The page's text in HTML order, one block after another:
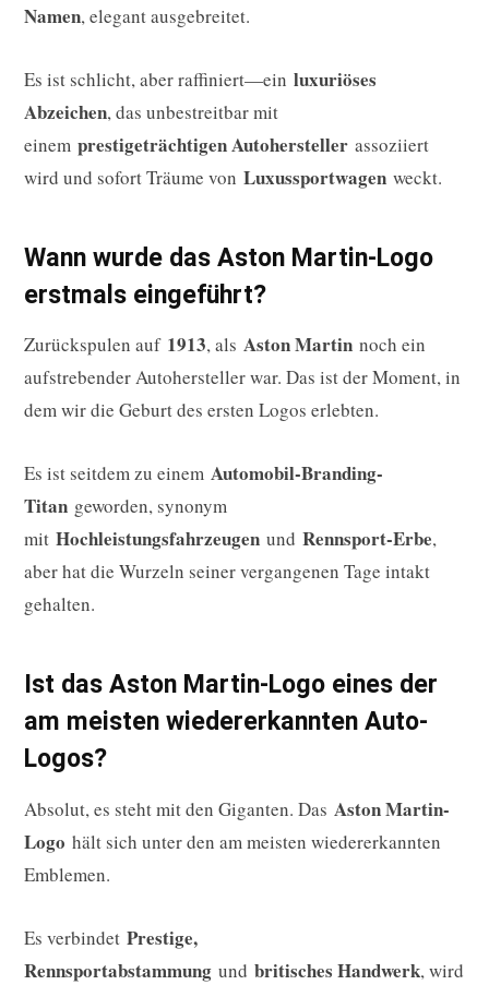
Namen, elegant ausgebreitet.
Es ist schlicht, aber raffiniert—ein luxuriöses
Abzeichen, das unbestreitbar mit
einem prestigeträchtigen Autohersteller assoziiert
wird und sofort Träume von Luxussportwagen weckt.
Wann wurde das Aston Martin-Logo
erstmals eingeführt?
Zurückspulen auf 1913, als Aston Martin noch ein
aufstrebender Autohersteller war. Das ist der Moment, in
dem wir die Geburt des ersten Logos erlebten.
Es ist seitdem zu einem Automobil-Branding-
Titan geworden, synonym
mit Hochleistungsfahrzeugen und Rennsport-Erbe,
aber hat die Wurzeln seiner vergangenen Tage intakt
gehalten.
Ist das Aston Martin-Logo eines der
am meisten wiedererkannten Auto-
Logos?
Absolut, es steht mit den Giganten. Das Aston Martin-
Logo hält sich unter den am meisten wiedererkannten
Emblemen.
Es verbindet Prestige,
Rennsportabstammung und britisches Handwerk, wird